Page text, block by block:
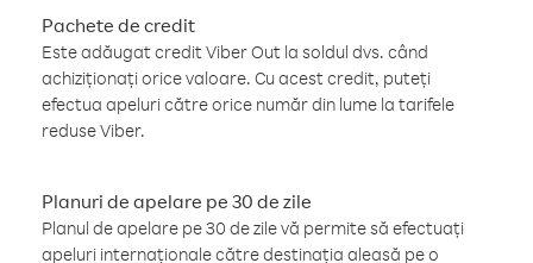
Pachete de credit
Este adăugat credit Viber Out la soldul dvs. când
achiziționați orice valoare. Cu acest credit, puteți
efectua apeluri către orice număr din lume la tarifele
reduse Viber.
Planuri de apelare pe 30 de zile
Planul de apelare pe 30 de zile vă permite să efectuați
apeluri internaționale către destinația aleasă pe o